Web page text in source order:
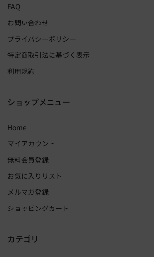
FAQ
お問い合わせ
プライバシーポリシー
特定商取引法に基づく表示
利用規約
ショップメニュー
Home
マイアカウント
無料会員登録
お気に入りリスト
メルマガ登録
ショッピングカート
カテゴリ